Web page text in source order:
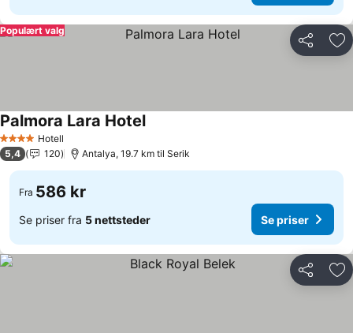
Del
Populært valg
4 StjernerHotell
Palmora Lara Hotel
5,4 120 Antalya, 19.7 km til Serik
Fra 586 kr
Se priser fra 5 nettsteder Se priser
Del